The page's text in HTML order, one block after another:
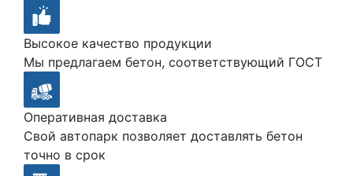
Высокое качество продукции
Мы предлагаем бетон, соответствующий ГОСТ
Оперативная доставка
Свой автопарк позволяет доставлять бетон
точно в срок